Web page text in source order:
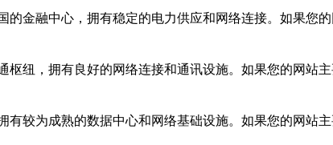
金融中心，拥有稳定的电力供应和网络连接。如果您
纽，拥有良好的网络连接和通讯设施。如果您的网站
较为成熟的数据中心和网络基础设施。如果您的网站